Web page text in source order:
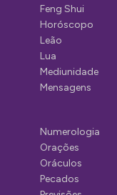
Feng Shui
Horóscopo
Leão
Lua
Mediunidade
Mensagens
Numerologia
Orações
Oráculos
Pecados